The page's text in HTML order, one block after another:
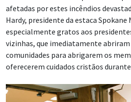
afetadas por estes incêndios
Hardy, presidente da estaca Spokane
especialmente gratos aos
vizinhas, que imediatamente abriram
comunidades para abrigarem os
oferecerem cuidados cristãos